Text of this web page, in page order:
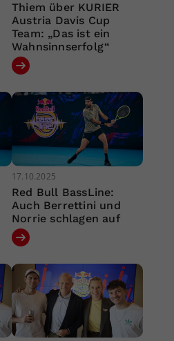
Thiem über KURIER
Austria Davis Cup
Team: „Das ist ein
Wahnsinnserfolg“
17.10.2025
Red Bull BassLine:
Auch Berrettini und
Norrie schlagen auf